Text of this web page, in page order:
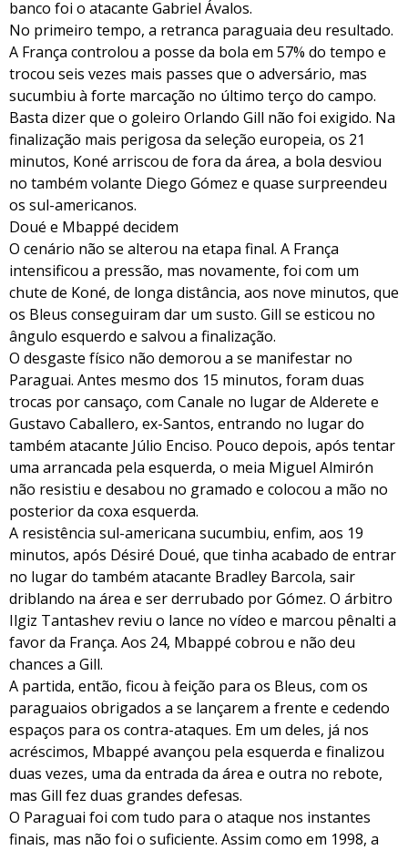
banco foi o atacante Gabriel Ávalos.
No primeiro tempo, a retranca paraguaia deu resultado.
A França controlou a posse da bola em 57% do tempo e
trocou seis vezes mais passes que o adversário, mas
sucumbiu à forte marcação no último terço do campo.
Basta dizer que o goleiro Orlando Gill não foi exigido. Na
finalização mais perigosa da seleção europeia, os 21
minutos, Koné arriscou de fora da área, a bola desviou
no também volante Diego Gómez e quase surpreendeu
os sul-americanos.
Doué e Mbappé decidem
O cenário não se alterou na etapa final. A França
intensificou a pressão, mas novamente, foi com um
chute de Koné, de longa distância, aos nove minutos, que
os Bleus conseguiram dar um susto. Gill se esticou no
ângulo esquerdo e salvou a finalização.
O desgaste físico não demorou a se manifestar no
Paraguai. Antes mesmo dos 15 minutos, foram duas
trocas por cansaço, com Canale no lugar de Alderete e
Gustavo Caballero, ex-Santos, entrando no lugar do
também atacante Júlio Enciso. Pouco depois, após tentar
uma arrancada pela esquerda, o meia Miguel Almirón
não resistiu e desabou no gramado e colocou a mão no
posterior da coxa esquerda.
A resistência sul-americana sucumbiu, enfim, aos 19
minutos, após Désiré Doué, que tinha acabado de entrar
no lugar do também atacante Bradley Barcola, sair
driblando na área e ser derrubado por Gómez. O árbitro
Ilgiz Tantashev reviu o lance no vídeo e marcou pênalti a
favor da França. Aos 24, Mbappé cobrou e não deu
chances a Gill.
A partida, então, ficou à feição para os Bleus, com os
paraguaios obrigados a se lançarem a frente e cedendo
espaços para os contra-ataques. Em um deles, já nos
acréscimos, Mbappé avançou pela esquerda e finalizou
duas vezes, uma da entrada da área e outra no rebote,
mas Gill fez duas grandes defesas.
O Paraguai foi com tudo para o ataque nos instantes
finais, mas não foi o suficiente. Assim como em 1998, a